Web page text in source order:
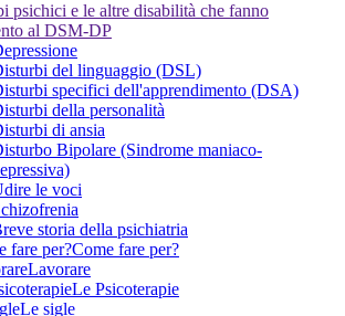
psichici e le altre disabilità che fanno
al DSM-DP
del linguaggio (DSL)
specifici dell'apprendimento (DSA)
della personalità
di ansia
Bipolare (Sindrome maniaco-
le voci
storia della psichiatria
Come fare per?
Lavorare
Le Psicoterapie
Le sigle